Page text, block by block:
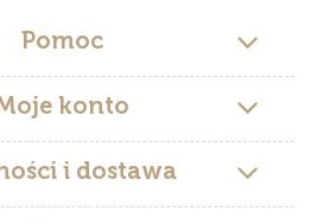
Pomoc
konto
i dostawa